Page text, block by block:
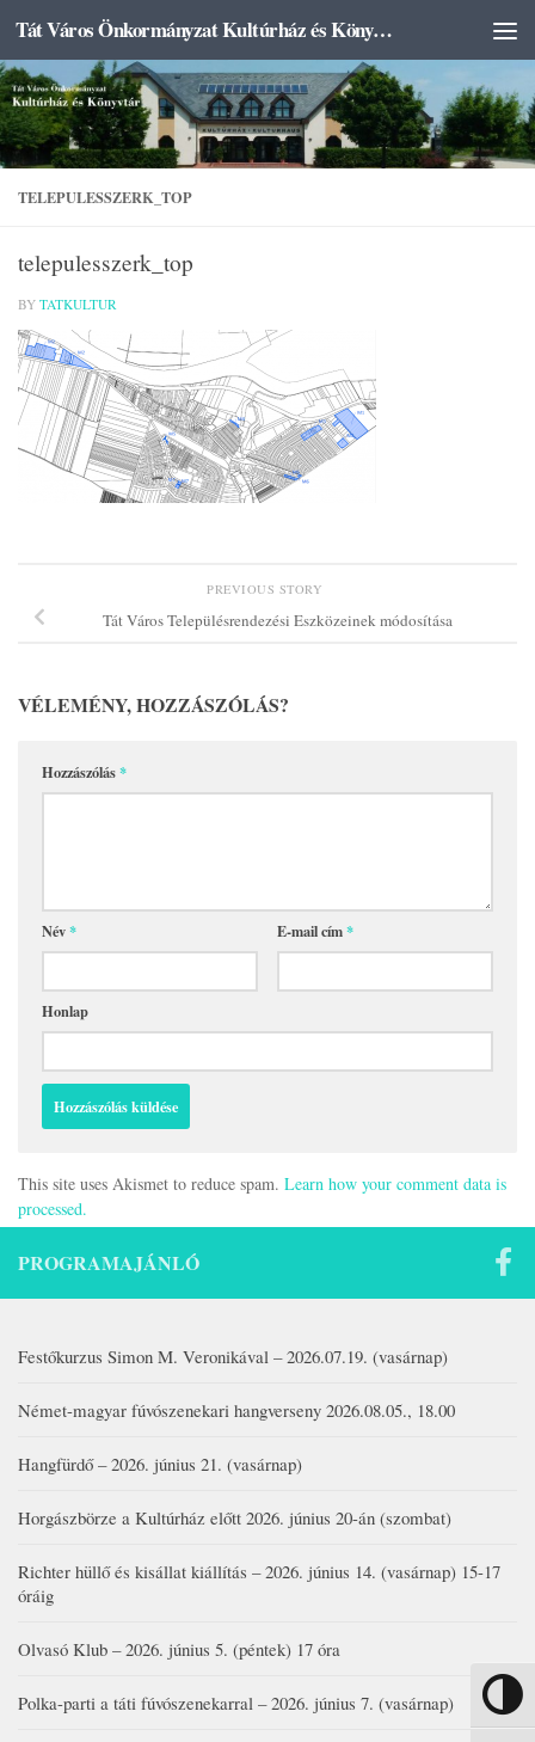
Nagy
Skip to content Tát Város Önkormányzat Kultúrház és Könyvtár
TELEPULESSZERK_TOP
telepulesszerk_top
BY TATKULTUR
PREVIOUS STORY
Tát Város Településrendezési Eszközeinek módosítása
VÉLEMÉNY, HOZZÁSZÓLÁS?
Hozzászólás*
Név* E-mail cím*
Honlap
This site uses Akismet to reduce spam. Learn how your comment data is
processed.
PROGRAMAJÁNLÓ
Festőkurzus Simon M. Veronikával – 2026.07.19. (vasárnap)
Német-magyar fúvószenekari hangverseny 2026.08.05., 18.00
Hangfürdő – 2026. június 21. (vasárnap)
Horgászbörze a Kultúrház előtt 2026. június 20-án (szombat)
Richter hüllő és kisállat kiállítás – 2026. június 14. (vasárnap) 15-17
óráig
Olvasó Klub – 2026. június 5. (péntek) 17 óra
Polka-parti a táti fúvószenekarral – 2026. június 7. (vasárnap)